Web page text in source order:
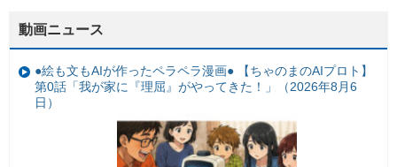
動画ニュース
●絵も文もAIが作ったペラペラ漫画● 【ちゃのまのAIプロト】
第0話「我が家に『理屈』がやってきた！」（2026年8月6
日）